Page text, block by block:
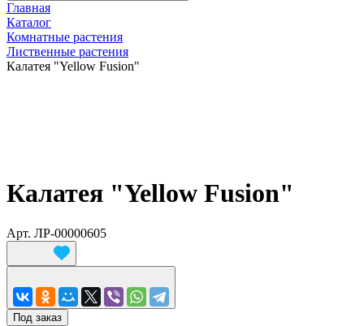
Главная
Каталог
Комнатные растения
Лиственные растения
Калатея "Yellow Fusion"
Калатея "Yellow Fusion"
Арт. ЛР-00000605
Под заказ